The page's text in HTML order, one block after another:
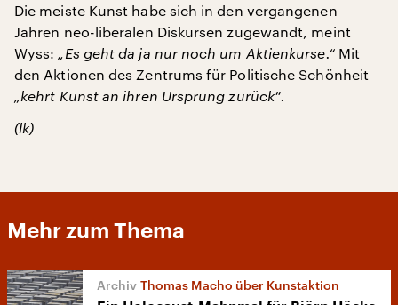
Die meiste Kunst habe sich in den vergangenen
Jahren neo-liberalen Diskursen zugewandt, meint
Wyss: „Es geht da ja nur noch um Aktienkurse.“Mit
den Aktionen des Zentrums für Politische Schönheit
„kehrt Kunst an ihren Ursprung zurück“.
(lk)
Mehr zum Thema
Thomas Macho über Kunstaktion